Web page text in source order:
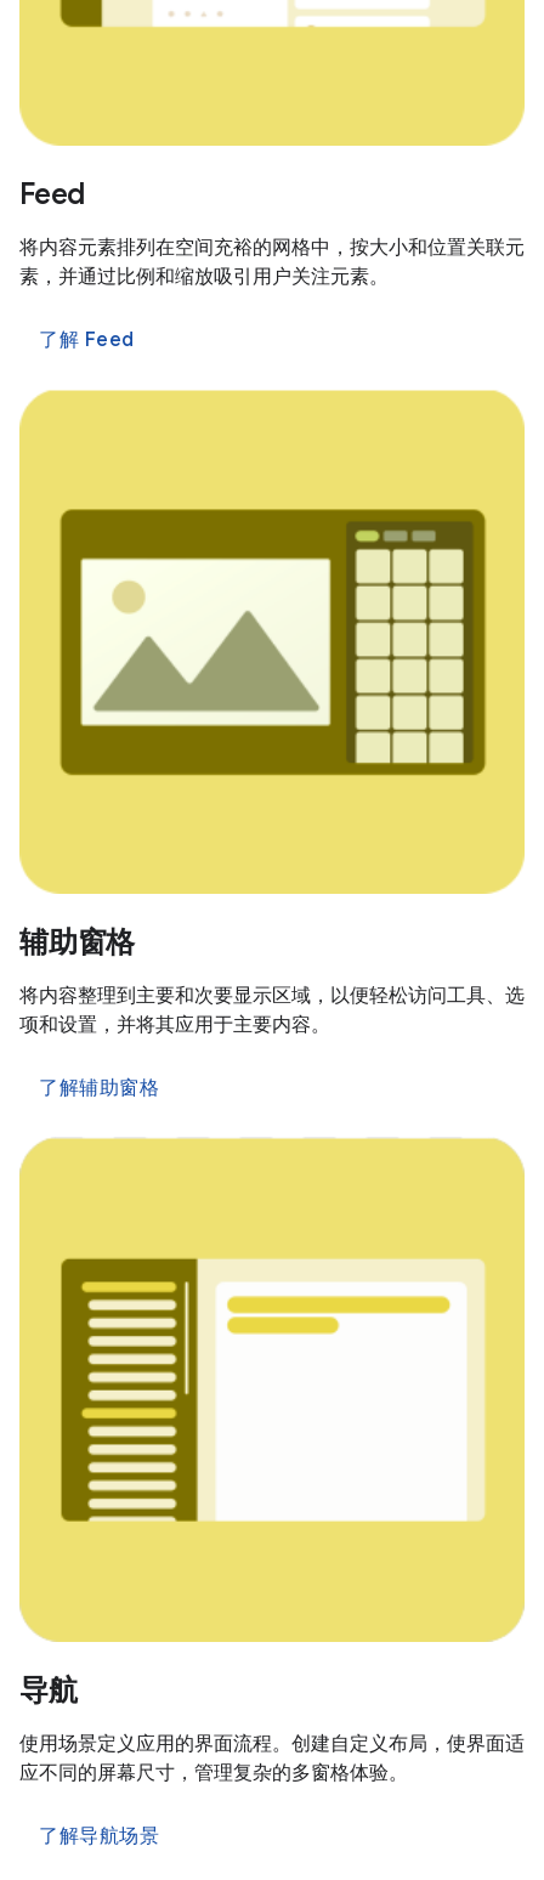
Feed
将内容元素排列在空间充裕的网格中，按大小和位置关联元
素，并通过比例和缩放吸引用户关注元素。
了解 Feed
辅助窗格
将内容整理到主要和次要显示区域，以便轻松访问工具、选
项和设置，并将其应用于主要内容。
了解辅助窗格
导航
使用场景定义应用的界面流程。创建自定义布局，使界面适
应不同的屏幕尺寸，管理复杂的多窗格体验。
了解导航场景